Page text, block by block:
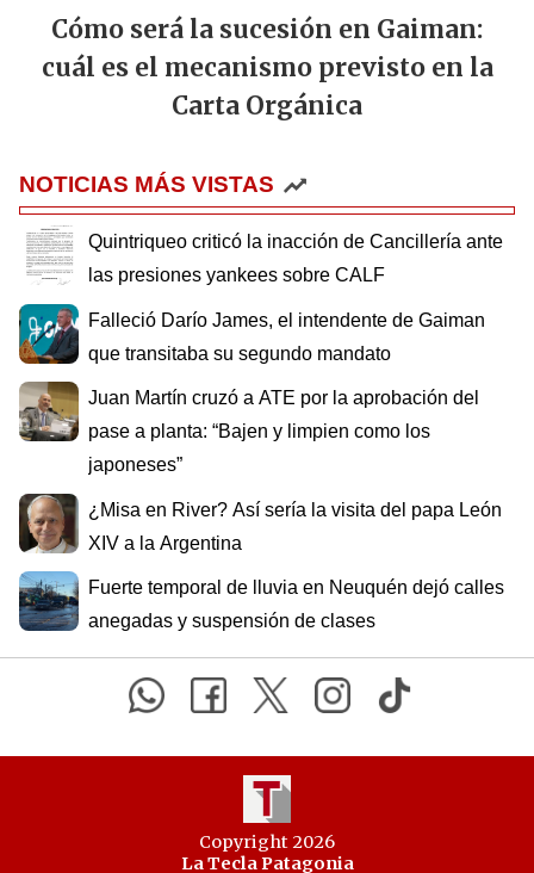
Cómo será la sucesión en Gaiman:
cuál es el mecanismo previsto en la
Carta Orgánica
NOTICIAS MÁS VISTAS
Quintriqueo criticó la inacción de Cancillería ante
las presiones yankees sobre CALF
Falleció Darío James, el intendente de Gaiman
que transitaba su segundo mandato
Juan Martín cruzó a ATE por la aprobación del
pase a planta: “Bajen y limpien como los
japoneses”
¿Misa en River? Así sería la visita del papa León
XIV a la Argentina
Fuerte temporal de lluvia en Neuquén dejó calles
anegadas y suspensión de clases
Copyright 2026
La Tecla Patagonia